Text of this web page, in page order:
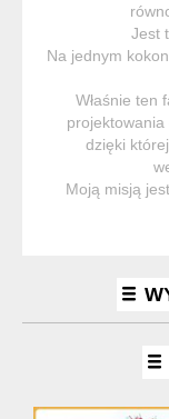
Jest
Na jednym
Właśnie ten
projektowania
dzięki
Moją misją